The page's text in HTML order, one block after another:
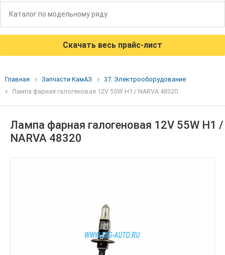
Каталог по модельному ряду
Скачать весь прайс-лист
Главная Запчасти КамАЗ
37. Электрооборудование
Лампа фарная галогеновая 12V 55W Н1 / NARVA 48320
Лампа фарная галогеновая 12V 55W Н1 /
NARVA 48320